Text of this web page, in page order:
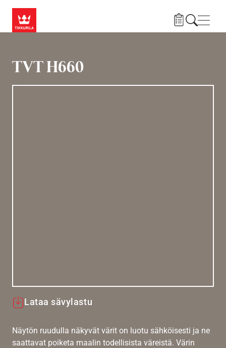
TVT H660
Lataa sävylastu
Näytön ruudulla näkyvät värit on luotu sähköisesti ja ne
saattavat poiketa maalin todellisista väreistä. Värin